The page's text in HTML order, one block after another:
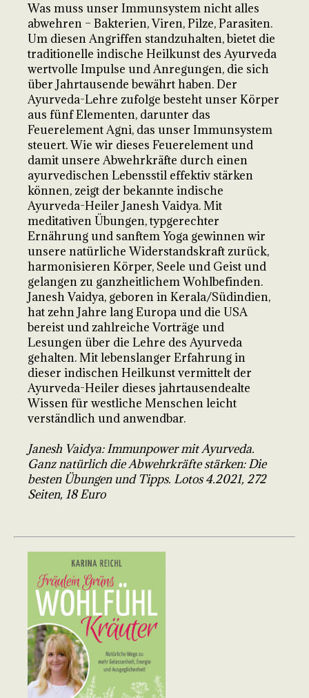
Was muss unser Immunsystem nicht alles
abwehren – Bakterien, Viren, Pilze, Parasiten.
Um diesen Angriffen standzuhalten, bietet die
traditionelle indische Heilkunst des Ayurveda
wertvolle Impulse und Anregungen, die sich
über Jahrtausende bewährt haben. Der
Ayurveda-Lehre zufolge besteht unser Körper
aus fünf Elementen, darunter das
Feuerelement Agni, das unser Immunsystem
steuert. Wie wir dieses Feuerelement und
damit unsere Abwehrkräfte durch einen
ayurvedischen Lebensstil effektiv stärken
können, zeigt der bekannte indische
Ayurveda-Heiler Janesh Vaidya. Mit
meditativen Übungen, typgerechter
Ernährung und sanftem Yoga gewinnen wir
unsere natürliche Widerstandskraft zurück,
harmonisieren Körper, Seele und Geist und
gelangen zu ganzheitlichem Wohlbefinden.
Janesh Vaidya, geboren in Kerala/Südindien,
hat zehn Jahre lang Europa und die USA
bereist und zahlreiche Vorträge und
Lesungen über die Lehre des Ayurveda
gehalten. Mit lebenslanger Erfahrung in
dieser indischen Heilkunst vermittelt der
Ayurveda-Heiler dieses jahrtausendealte
Wissen für westliche Menschen leicht
verständlich und anwendbar.
Janesh Vaidya: Immunpower mit Ayurveda.
Ganz natürlich die Abwehrkräfte stärken: Die
besten Übungen und Tipps. Lotos 4.2021, 272
Seiten, 18 Euro